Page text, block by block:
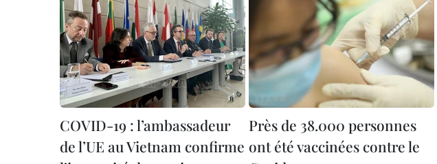
COVID-19 : l’ambassadeur
de l’UE au Vietnam confirme
Près de 38.000 personnes
ont été vaccinées contre le